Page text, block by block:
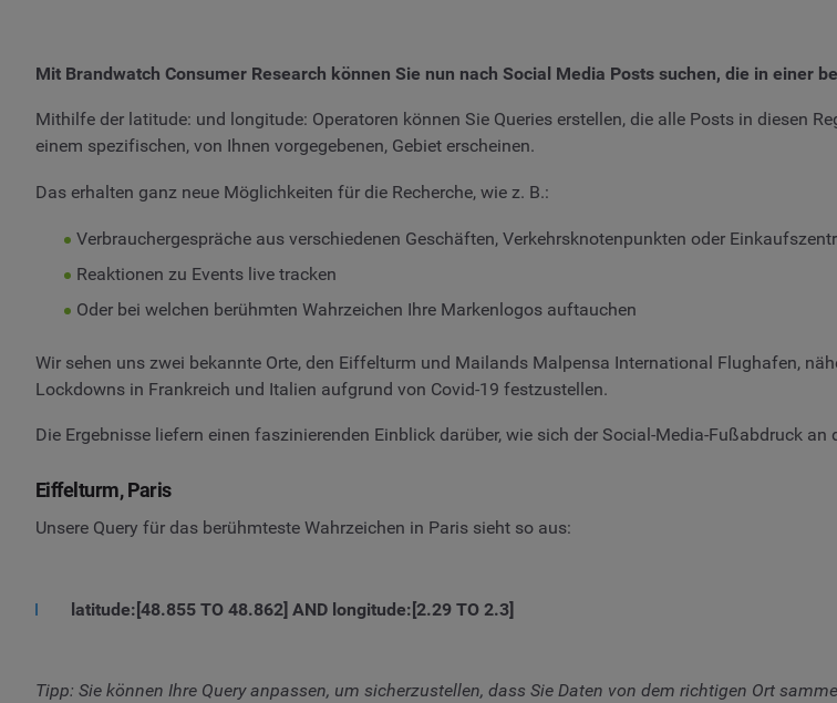
Mit Brandwatch Consumer Research können Sie nun nach Social Media Posts suchen, die in einer
Mithilfe der latitude: und longitude: Operatoren können Sie Queries erstellen, die alle Posts in diesen
einem spezifischen, von Ihnen vorgegebenen, Gebiet erscheinen.
Das erhalten ganz neue Möglichkeiten für die Recherche, wie z. B.:
Verbrauchergespräche aus verschiedenen Geschäften, Verkehrsknotenpunkten oder
Reaktionen zu Events live tracken
Oder bei welchen berühmten Wahrzeichen Ihre Markenlogos auftauchen
Wir sehen uns zwei bekannte Orte, den Eiffelturm und Mailands Malpensa International Flughafen,
Lockdowns in Frankreich und Italien aufgrund von Covid-19 festzustellen.
Die Ergebnisse liefern einen faszinierenden Einblick darüber, wie sich der Social-Media-Fußabdruck
Eiffelturm, Paris
Unsere Query für das berühmteste Wahrzeichen in Paris sieht so aus:
latitude:[48.855 TO 48.862] AND longitude:[2.29 TO 2.3]
Tipp: Sie können Ihre Query anpassen, um sicherzustellen, dass Sie Daten von dem richtigen Ort